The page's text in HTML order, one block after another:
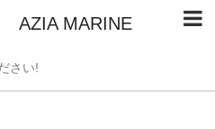
AZIA MARINE
さい!